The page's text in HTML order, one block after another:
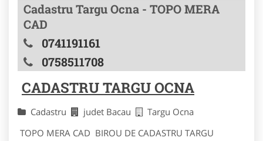
Cadastru Targu Ocna - TOPO MERA
CAD
0741191161
0758511708
CADASTRU TARGU OCNA
Cadastru judet Bacau
Targu Ocna
TOPO MERA CAD BIROU DE CADASTRU TARGU